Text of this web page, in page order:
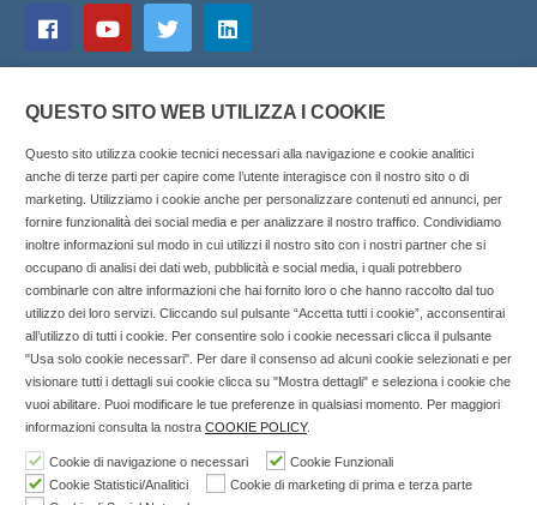
Copyright © 2025 SOCIALFARMA - La piattaforma web per i
professionisti della farmacia. Tutti i diritti riservati.
Socialfarma.it è un marchio di Sanità S.r.l. Largo San
Francesco, 19 - 73041 Carmiano (LE) - Tel: 0832.093720 Cell:
3276346536 Cell: 3297281965 - P.iva: 04571460759 - Rea: LE-
302152 Iscritta al n° 1 del Registro della Stampa del Tribunale
di Lecce il 15/01/2015.
Nell'anno 2018 sono stati erogati €3.147,62 da Invitalia a saldo
QUESTO SITO WEB UTILIZZA I COOKIE
Questo sito utilizza cookie tecnici necessari alla navigazione e cookie analitici
anche di terze parti per capire come l’utente interagisce con il nostro sito o di
marketing. Utilizziamo i cookie anche per personalizzare contenuti ed annunci, per
fornire funzionalità dei social media e per analizzare il nostro traffico. Condividiamo
inoltre informazioni sul modo in cui utilizzi il nostro sito con i nostri partner che si
occupano di analisi dei dati web, pubblicità e social media, i quali potrebbero
combinarle con altre informazioni che hai fornito loro o che hanno raccolto dal tuo
utilizzo dei loro servizi. Cliccando sul pulsante “Accetta tutti i cookie”, acconsentirai
all’utilizzo di tutti i cookie. Per consentire solo i cookie necessari clicca il pulsante
"Usa solo cookie necessari". Per dare il consenso ad alcuni cookie selezionati e per
visionare tutti i dettagli sui cookie clicca su "Mostra dettagli" e seleziona i cookie che
vuoi abilitare. Puoi modificare le tue preferenze in qualsiasi momento. Per maggiori
informazioni consulta la nostra COOKIE POLICY.
Cookie di navigazione o necessari
Cookie Funzionali
Cookie Statistici/Analitici
Cookie di marketing di prima e terza parte